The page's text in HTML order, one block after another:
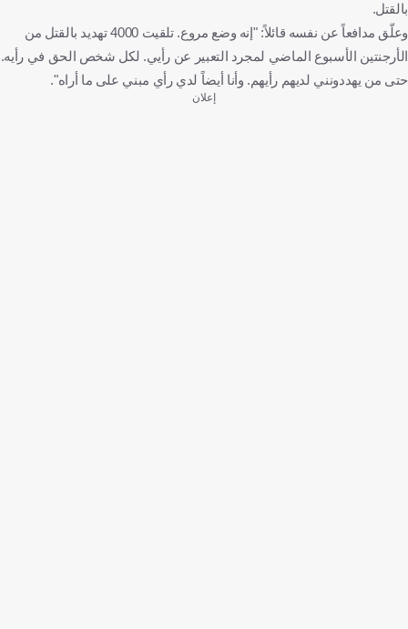
بالقتل.
وعلّق مدافعاً عن نفسه قائلاً: "إنه وضع مروع. تلقيت 4000 تهديد بالقتل من
الأرجنتين الأسبوع الماضي لمجرد التعبير عن رأيي. لكل شخص الحق في رأيه.
حتى من يهددونني لديهم رأيهم. وأنا أيضاً لدي رأي مبني على ما أراه".
إعلان